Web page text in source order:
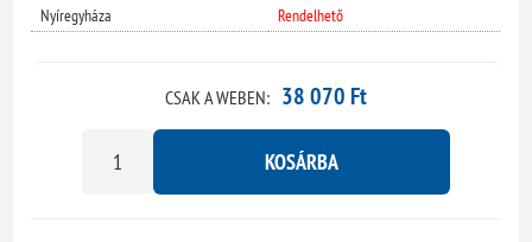
Nyíregyháza
Rendelhető
CSAK A WEBEN: 38 070 Ft
KOSÁRBA